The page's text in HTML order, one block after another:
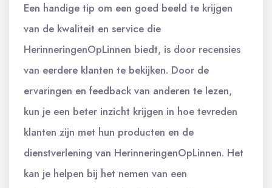
Een handige tip om een goed beeld te krijgen
van de kwaliteit en service die
HerinneringenOpLinnen biedt, is door recensies
van eerdere klanten te bekijken. Door de
ervaringen en feedback van anderen te lezen,
kun je een beter inzicht krijgen in hoe tevreden
klanten zijn met hun producten en de
dienstverlening van HerinneringenOpLinnen. Het
kan je helpen bij het nemen van een